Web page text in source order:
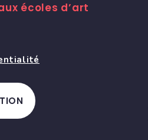
écoles d’art